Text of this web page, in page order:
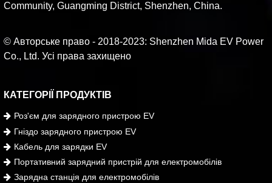
Community, Guangming District, Shenzhen, China.
© Авторське право - 2018-2023: Shenzhen Mida EV Power
Co., Ltd. Усі права захищено
КАТЕГОРІЇ ПРОДУКТІВ
Роз'єм для зарядного пристрою EV
Гніздо зарядного пристрою EV
Кабель для зарядки EV
Портативний зарядний пристрій для електромобілів
Зарядна станція для електромобілів